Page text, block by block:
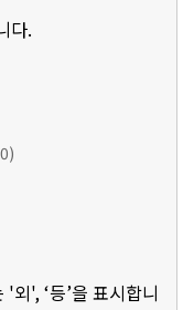
다.
', ‘등’을 표시합니